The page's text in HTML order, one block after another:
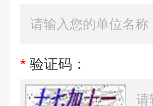
* 验证码：